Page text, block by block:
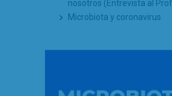
nosotros (Entrevista al
Microbiota y coronavirus